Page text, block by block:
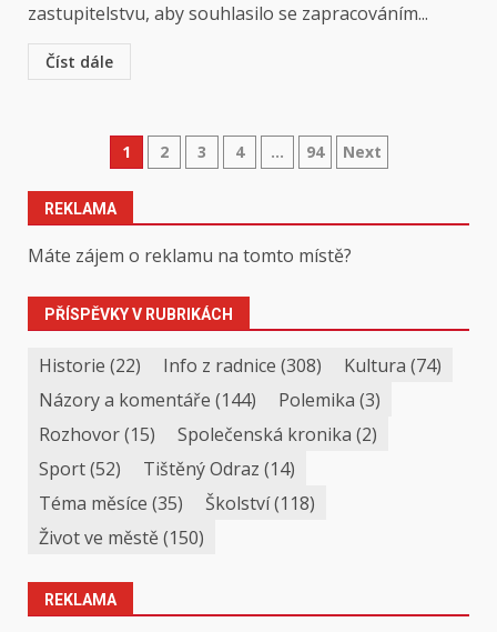
zastupitelstvu, aby souhlasilo se zapracováním...
Číst dále
Stránkování
příspěvků
1 2 3 4 … 94 Next
REKLAMA
Máte zájem o reklamu na tomto místě?
PŘÍSPĚVKY V RUBRIKÁCH
Historie (22) Info z radnice (308) Kultura (74)
Názory a komentáře (144) Polemika (3)
Rozhovor(15) Společenská kronika (2)
Sport(52) Tištěný Odraz (14)
Téma měsíce (35) Školství(118)
Život ve městě(150)
REKLAMA